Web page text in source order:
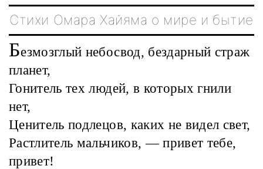
Стихи Омара Хайяма о мире и бытие
Безмозглый небосвод, бездарный страж
планет,
Гонитель тех людей, в которых гнили
нет,
Ценитель подлецов, каких не видел свет,
Растлитель мальчиков, — привет тебе,
привет!